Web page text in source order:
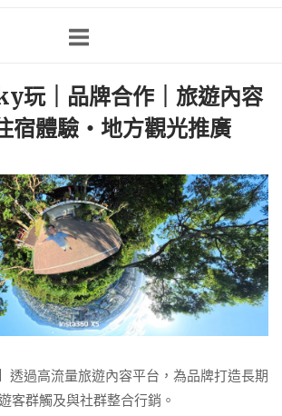
玩｜品牌合作｜旅遊內容
宿體驗・地方觀光推廣
透過高流量旅遊內容平台，為品牌打造長期
客群觸及與社群整合行銷。